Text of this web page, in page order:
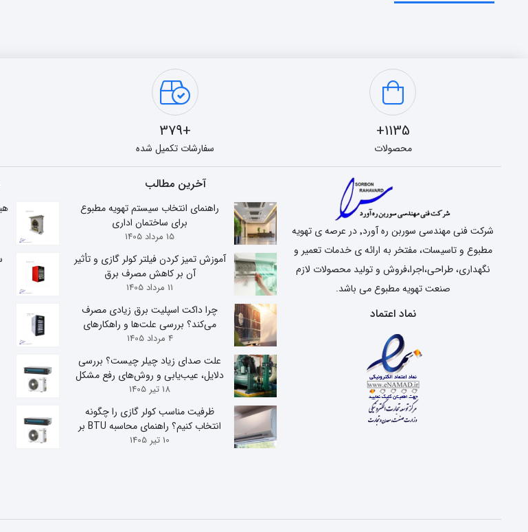
1135+
محصولات
+379
سفارشات تکمیل شده
شرکت فنی مهندسی سوربن ره آورد٬ در عرصه ی تهویه
مطبوع و تاسیسات، مفتخر به ارائه ی خدمات تعمیر و
نگهداری، طراحی،اجرا،فروش و تولید محصولات لازم
صنعت تهویه مطبوع می باشد.
نماد اعتماد
آخرین مطالب
راهنمای انتخاب سیستم تهویه مطبوع
برای ساختمان اداری
15 مرداد 1405
آموزش تمیز کردن فیلتر کولر گازی و تأثیر
آن بر کاهش مصرف برق
11 مرداد 1405
چرا داکت اسپلیت برق زیادی مصرف
می‌کند؟ بررسی علت‌ها و راهکارهای
کاهش مصرف
4 مرداد 1405
علت صدای زیاد چیلر چیست؟ بررسی
دلایل، عیب‌یابی و روش‌های رفع مشکل
18 تیر 1405
ظرفیت مناسب کولر گازی را چگونه
انتخاب کنیم؟ راهنمای محاسبه BTU بر
اساس متراژ
10 تیر 1405